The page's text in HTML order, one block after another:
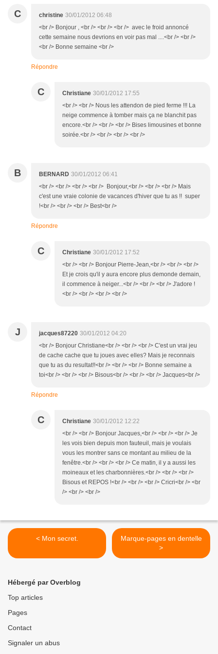
C christine 30/01/2012 06:48
<br /> Bonjour , <br /> <br /> <br /> avec le froid annoncé
cette semaine nous devrions en voir pas mal ....<br /> <br />
<br /> Bonne semaine <br />
Répondre
C Christiane 30/01/2012 17:55
<br /> <br /> Nous les attendon de pied ferme !!! La
neige commence à tomber mais ça ne blanchit pas
encore.<br /> <br /> <br /> Bises limousines et bonne
soirée.<br /> <br /> <br /> <br />
B BERNARD 30/01/2012 06:41
<br /> <br /> <br /> <br /> Bonjour,<br /> <br /> <br /> Mais
c'est une vraie colonie de vacances d'hiver que tu as !! super
!<br /> <br /> <br /> Best<br />
Répondre
C Christiane 30/01/2012 17:52
<br /> <br /> Bonjour Pierre-Jean,<br /> <br /> <br />
Et je crois qu'il y aura encore plus demonde demain,
il commence à neiger...<br /> <br /> <br /> J'adore !
<br /> <br /> <br /> <br />
J jacques87220 30/01/2012 04:20
<br /> Bonjour Christiane<br /> <br /> <br /> C'est un vrai jeu
de cache cache que tu joues avec elles? Mais je reconnais
que tu as du resultat!!<br /> <br /> <br /> Bonne semaine a
toi<br /> <br /> <br /> Bisous<br /> <br /> <br /> Jacques<br />
Répondre
C Christiane 30/01/2012 12:22
<br /> <br /> Bonjour Jacques,<br /> <br /> <br /> Je
les vois bien depuis mon fauteuil, mais je voulais
vous les montrer sans ce montant au milieu de la
fenêtre.<br /> <br /> <br /> Ce matin, il y a aussi les
moineaux et les charbonnières.<br /> <br /> <br />
Bisous et REPOS !<br /> <br /> <br /> Cricri<br /> <br
/> <br /> <br />
< Mon secret.
Marque-pages en dentelle
>
Hébergé par Overblog
Top articles
Pages
Contact
Signaler un abus